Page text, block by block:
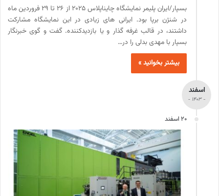
بسپار/ایران پلیمر نمایشگاه چایناپلاس ۲۰۲۵ از 26 تا 29 فروردین ماه
در شنژن برپا بود. ایرانی های زیادی در این نمایشگاه مشارکت
داشتند، در قالب غرفه گذار و یا بازدیدکننده. گفت و گوی خبرنگار
بسپار با مهدی بدلی را در…
بیشتر بخوانید »
اسفند
- 1403 -
20 اسفند